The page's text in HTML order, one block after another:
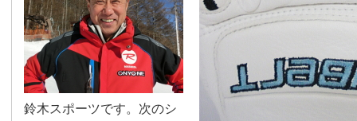
鈴木スポーツです。次のシ